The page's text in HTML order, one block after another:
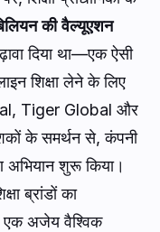
की वैल्यूएशन
दिया था—एक ऐसी
शिक्षा लेने के लिए
Tiger Global और
के समर्थन से, कंपनी
शुरू किया।
ब्रांडों का
अजेय वैश्विक